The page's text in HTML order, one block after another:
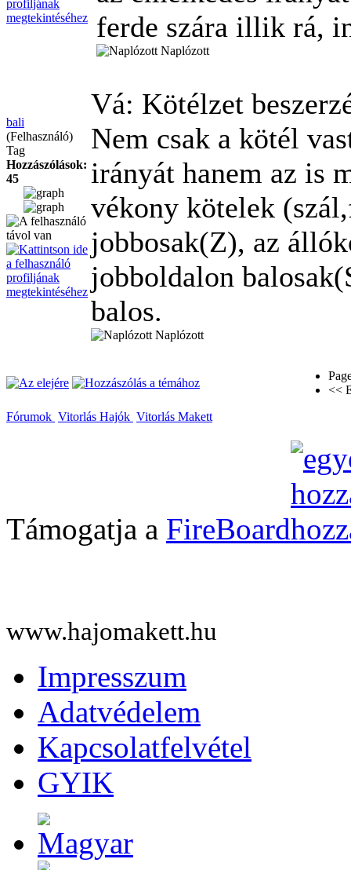
ferde szára illik rá,
Naplózott
bali
(Felhasználó)
Tag
Hozzászólások:
45
Vá: Kötélzet
Nem csak a kötél
irányát hanem az is
vékony kötelek
jobbosak(Z), az
jobboldalon
balos.
Naplózott
<<
Fórumok Vitorlás Hajók Vitorlás Makett
Támogatja a FireBoard
www.hajomakett.hu
Impresszum
Adatvédelem
Kapcsolatfelvétel
GYIK